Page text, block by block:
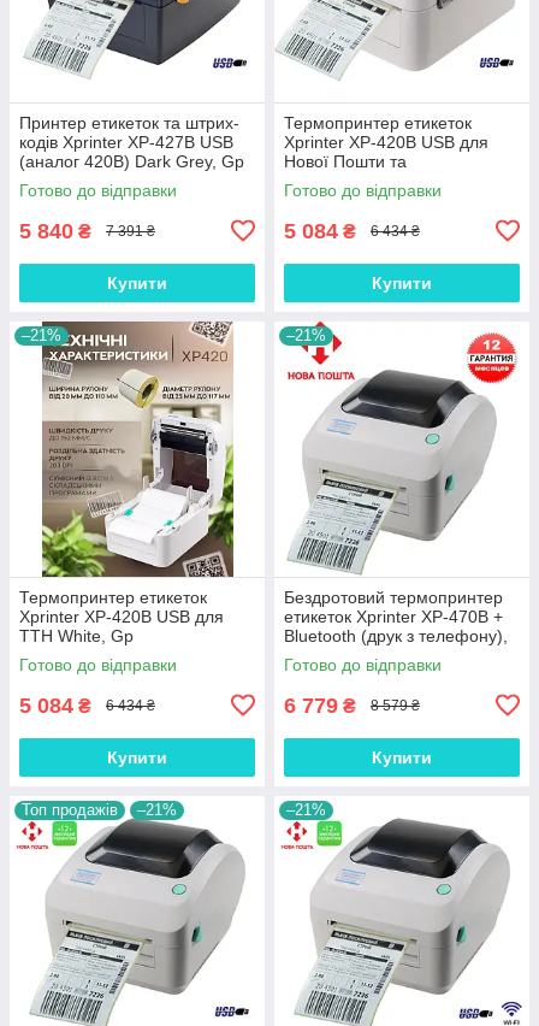
Принтер етикеток та штрих-
кодів Xprinter XP-427B USB
(аналог 420B) Dark Grey, Gp
Готово до відправки
5 840 ₴ 7 391 ₴
Купити
Термопринтер етикеток
Xprinter XP-420B USB для
Нової Пошти та
маркетплейсів White, Gp
Готово до відправки
5 084 ₴ 6 434 ₴
Купити
–21%
Термопринтер етикеток
Xprinter XP-420B USB для
ТТН White, Gp
Готово до відправки
5 084 ₴ 6 434 ₴
Купити
–21%
Бездротовий термопринтер
етикеток Xprinter XP-470B +
Bluetooth (друк з телефону),
Gp
Готово до відправки
6 779 ₴ 8 579 ₴
Купити
Топ продажів –21% –21%